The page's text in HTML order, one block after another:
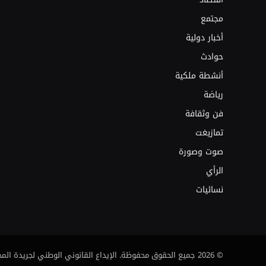
مجتمع
أخبار دولية
حوادث
أنشطة ملكية
رياضة
فن وثقافة
تمازيغت
صوت وصورة
الرأي
نسائيات
© 2026 جميع الحقوق محفوظة. الإيداع القانوني الوطني لجريدة المجتمع : 03/24 جريدة.